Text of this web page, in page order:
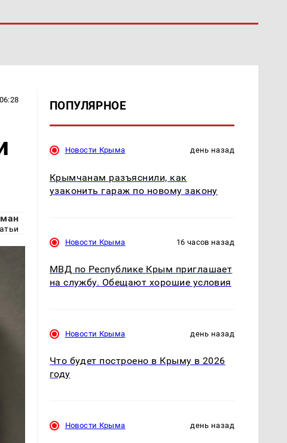
ПОПУЛЯРНОЕ
Новости Крыма день назад
Крымчанам разъяснили, как
узаконить гараж по новому закону
Новости Крыма 16 часов назад
МВД по Республике Крым приглашает
на службу. Обещают хорошие условия
Новости Крыма день назад
Что будет построено в Крыму в 2026
году
Новости Крыма день назад